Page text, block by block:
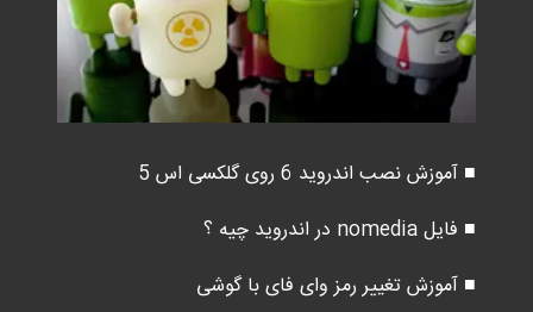
■ آموزش نصب اندروید 6 روی گلکسی اس 5
■ فایل nomedia در اندروید چیه ؟
■ آموزش تغییر رمز وای فای با گوشی